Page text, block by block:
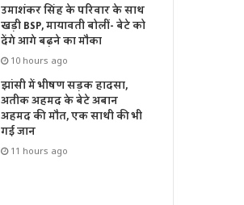
उमाशंकर सिंह के परिवार के साथ
खड़ी BSP, मायावती बोलीं- बेटे को
देंगे आगे बढ़ने का मौका
10 hours ago
झांसी में भीषण सड़क हादसा,
अतीक अहमद के बेटे अबान
अहमद की मौत, एक साथी की भी
गई जान
11 hours ago